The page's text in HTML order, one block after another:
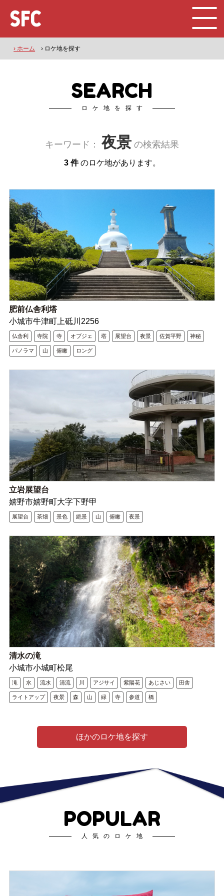
› ホーム › ロケ地を探す
SEARCH
ロケ地を探す
キーワード： 夜景 の検索結果
3 件のロケ地があります。
肥前仏舎利塔
小城市牛津町上砥川2256
仏舎利 寺院 寺 オブジェ 塔 展望台 夜景 佐賀平野 神秘
パノラマ 山 俯瞰 ロング
立岩展望台
嬉野市嬉野町大字下野甲
展望台 茶畑 景色 絶景 山 俯瞰 夜景
清水の滝
小城市小城町松尾
滝 水 流水 清流 川 アジサイ 紫陽花 あじさい 田舎
ライトアップ 夜景 森 山 緑 寺 参道 橋
ほかのロケ地を探す
POPULAR
人気のロケ地